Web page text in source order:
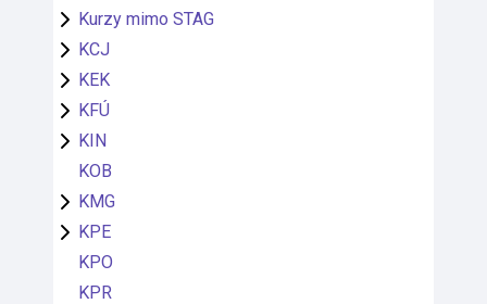
Kurzy mimo STAG
KCJ
KEK
KFÚ
KIN
KOB
KMG
KPE
KPO
KPR